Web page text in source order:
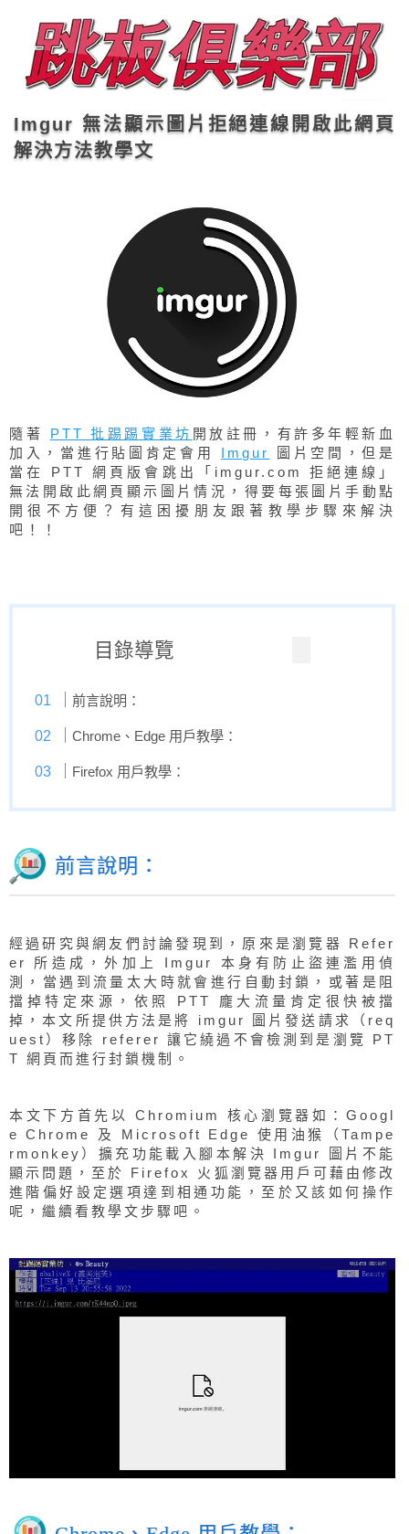
Imgur 無法顯示圖片拒絕連線開啟此網頁
解決方法教學文
隨著 PTT 批踢踢實業坊 開放註冊，有許多年輕新血
加入，當進行貼圖肯定會用 Imgur
圖片空間，但是
當在 PTT 網頁版會跳出「imgur.com 拒絕連線」
無法開啟此網頁顯示圖片情況，得要每張圖片手動點
開很不方便？有這困擾朋友跟著教學步驟來解決
吧！！
目錄導覽
前言說明：
Chrome、Edge 用戶教學：
Firefox 用戶教學：
前言說明：
經過研究與網友們討論發現到，原來是瀏覽器 Refer
er 所造成，外加上 Imgur 本身有防止盜連濫用偵
測，當遇到流量太大時就會進行自動封鎖，或著是阻
擋掉特定來源，依照 PTT 龐大流量肯定很快被擋
掉，本文所提供方法是將 imgur 圖片發送請求（req
uest）移除 referer 讓它繞過不會檢測到是瀏覽 PT
T 網頁而進行封鎖機制。
本文下方首先以 Chromium 核心瀏覽器如：Googl
e Chrome 及 Microsoft Edge 使用油猴（Tampe
rmonkey）擴充功能載入腳本解決 Imgur 圖片不能
顯示問題，至於 Firefox 火狐瀏覽器用戶可藉由修改
進階偏好設定選項達到相通功能，至於又該如何操作
呢，繼續看教學文步驟吧。